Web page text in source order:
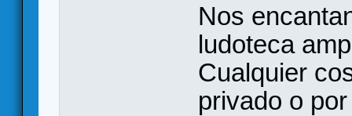
Nos
ludoteca
Cualquier
privado o